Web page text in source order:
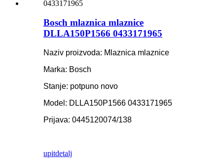
Bosch mlaznica mlaznice
DLLA150P1566 0433171965
Naziv proizvoda: Mlaznica mlaznice
Marka: Bosch
Stanje: potpuno novo
Model: DLLA150P1566 0433171965
Prijava: 0445120074/138
upitdetalj